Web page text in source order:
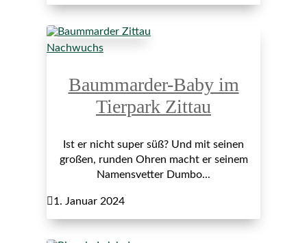
Nachwuchs
Baummarder-Baby im
Tierpark Zittau
Ist er nicht super süß? Und mit seinen
großen, runden Ohren macht er seinem
Namensvetter Dumbo...
1. Januar 2024